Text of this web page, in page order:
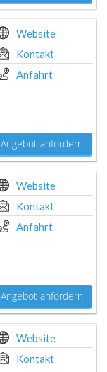
Website
Kontakt
Anfahrt
Angebot anfordern
Website
Kontakt
Anfahrt
Angebot anfordern
Website
Kontakt